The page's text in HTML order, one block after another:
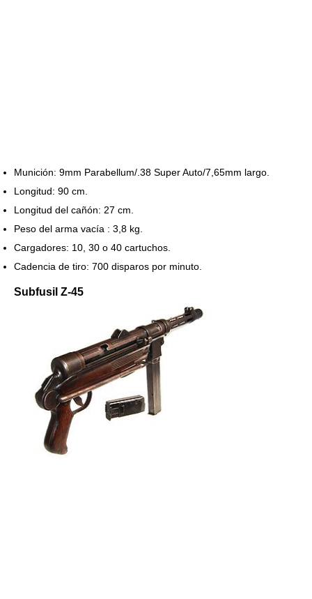
Munición: 9mm Parabellum/.38 Super Auto/7,65mm largo.
Longitud: 90 cm.
Longitud del cañón: 27 cm.
Peso del arma vacía : 3,8 kg.
Cargadores: 10, 30 o 40 cartuchos.
Cadencia de tiro: 700 disparos por minuto.
Subfusil Z-45